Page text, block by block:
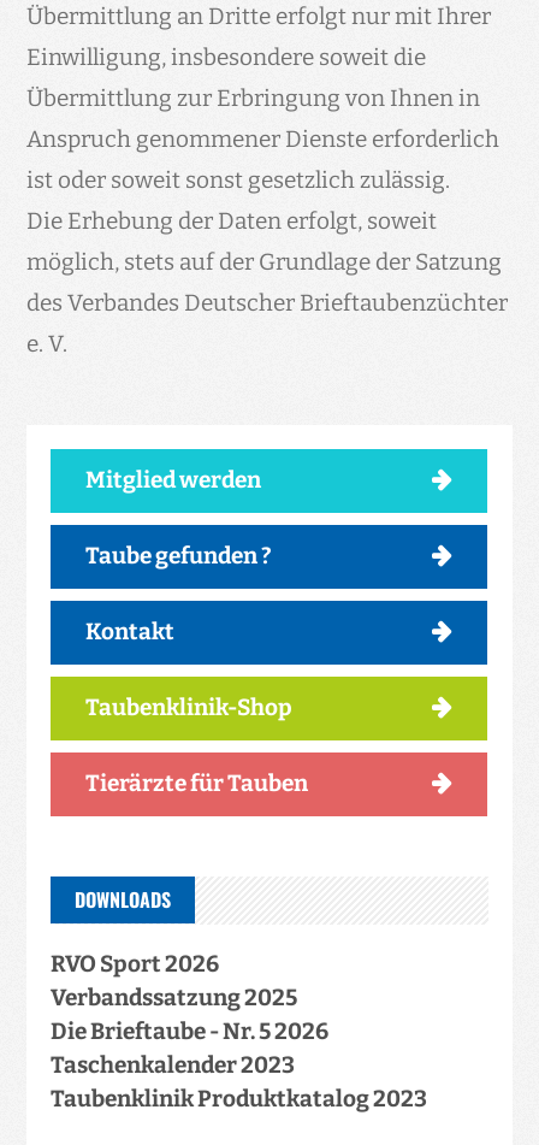
Übermittlung an Dritte erfolgt nur mit Ihrer
Einwilligung, insbesondere soweit die
Übermittlung zur Erbringung von Ihnen in
Anspruch genommener Dienste erforderlich
ist oder soweit sonst gesetzlich zulässig.
Die Erhebung der Daten erfolgt, soweit
möglich, stets auf der Grundlage der Satzung
des Verbandes Deutscher Brieftaubenzüchter
e. V.
Mitglied werden
Taube gefunden ?
Kontakt
Taubenklinik-Shop
Tierärzte für Tauben
DOWNLOADS
RVO Sport 2026
Verbandssatzung 2025
Die Brieftaube - Nr. 5 2026
Taschenkalender 2023
Taubenklinik Produktkatalog 2023